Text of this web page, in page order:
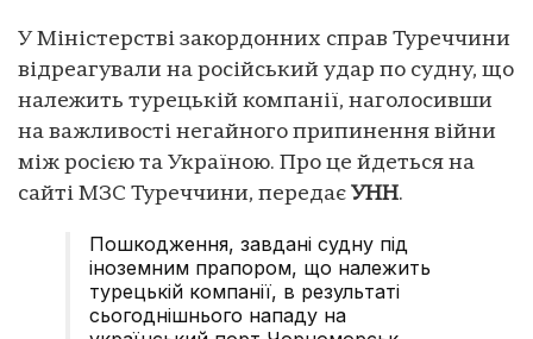
У Міністерстві закордонних справ Туреччини
відреагували на російський удар по судну, що
належить турецькій компанії, наголосивши
на важливості негайного припинення війни
між росією та Україною. Про це йдеться на
сайті МЗС Туреччини, передає УНН.
Пошкодження, завдані судну під
іноземним прапором, що належить
турецькій компанії, в результаті
сьогоднішнього нападу на